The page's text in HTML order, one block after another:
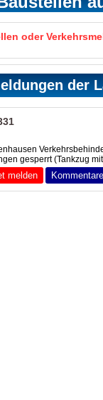
oder
der
gesperrt (Tankzug
melden